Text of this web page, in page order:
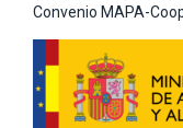
Convenio MAPA-